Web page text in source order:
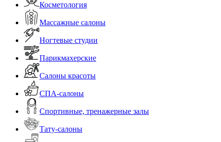
Косметология
Массажные салоны
Ногтевые студии
Парикмахерские
Салоны красоты
СПА-салоны
Спортивные, тренажерные залы
Тату-салоны